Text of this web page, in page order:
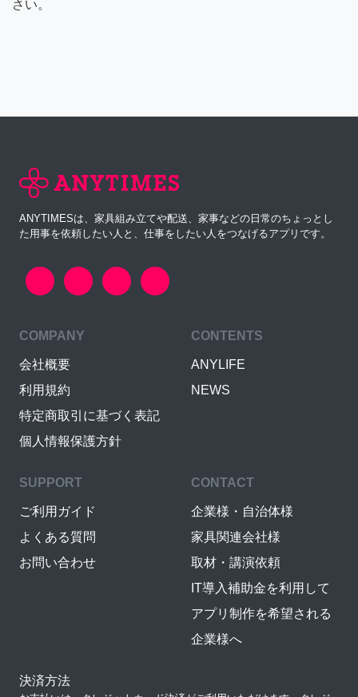
さい。
ANYTIMESは、家具組み立てや配送、家事などの日常のちょっとし
た用事を依頼したい人と、仕事をしたい人をつなげるアプリです。
COMPANY
会社概要
利用規約
特定商取引に基づく表記
個人情報保護方針
CONTENTS
ANYLIFE
NEWS
SUPPORT
ご利用ガイド
よくある質問
お問い合わせ
CONTACT
企業様・自治体様
家具関連会社様
取材・講演依頼
IT導入補助金を利用して
アプリ制作を希望される
企業様へ
決済方法